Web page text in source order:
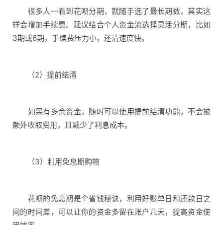
很多人一看到花呗分期，就随手选了最长期数，其实这
样会增加手续费。建议结合个人资金流选择灵活分期，比如
3期或6期，手续费压力小，还清速度快。
（2）提前结清
如果有多余资金，随时可以使用提前结清功能，不会被
额外收取费用，且减少了利息成本。
（3）利用免息期购物
花呗的免息期是个省钱秘诀，利用好账单日和还款日之
间的时间差，可以让你的资金多留在账户几天，提高资金使